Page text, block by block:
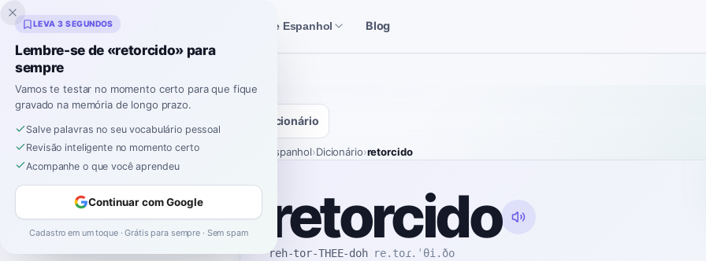
Inklingo Ferramentas de Espanhol Blog
Dicionário
Espanhol›Dicionário›retorcido
retorcido
reh-tor-THEE-doh re.toɾ.ˈθi.ðo
LEVA 3 SEGUNDOS
Lembre-se de «retorcido» para
sempre
Vamos te testar no momento certo para que fique
gravado na memória de longo prazo.
Salve palavras no seu vocabulário pessoal
Revisão inteligente no momento certo
Acompanhe o que você aprendeu
Continuar com Google
Cadastro em um toque · Grátis para sempre · Sem spam